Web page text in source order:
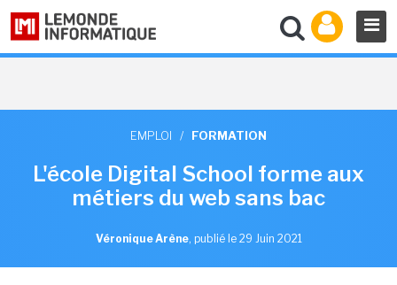
EMPLOI / FORMATION
L'école Digital School forme aux
métiers du web sans bac
Véronique Arène, publié le 29 Juin 2021